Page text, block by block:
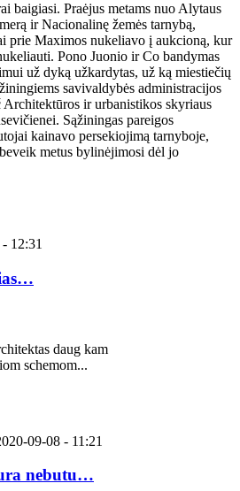
baigiasi. Praėjus metams nuo Alytaus
ir Nacionalinę žemės tarnybą,
prie Maximos nukeliavo į aukcioną, kur
Pono Juonio ir Co bandymas
už dyką užkardytas, už ką miestiečių
savivaldybės administracijos
Architektūros ir urbanistikos skyriaus
Sąžiningas pareigos
kainavo persekiojimą tarnyboje,
metus bylinėjimosi dėl jo
12:31
daug kam
schemom...
09-08 - 11:21
nebutu…